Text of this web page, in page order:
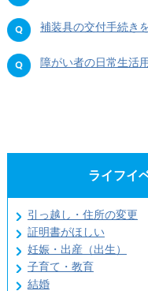
補装具の交付手続き
障がい者の日常生活用
ライフイ
引っ越し・住所の変更
証明書がほしい
妊娠・出産（出生）
子育て・教育
結婚